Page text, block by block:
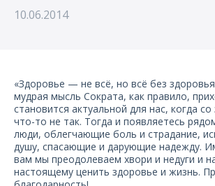
Мероприятия
Обучение
Дилеры
10.06.2014
«Здоровье — не всё, но всё без
мудрая мысль Сократа, как правило,
становится актуальной для нас, когда
что-то не так. Тогда и появляетесь
люди, облегчающие боль и страдание,
душу, спасающие и дарующие надежду.
вам мы преодолеваем хвори и недуги и
настоящему ценить здоровье и жизнь.